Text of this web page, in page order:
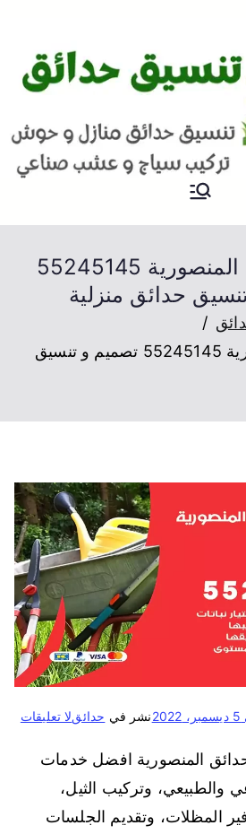
حدائق
تنسيق حدائق المنصورية 55245145
حدائق منزلية
تنسيق حدائق المنصورية 55245145 تصميم و تنسيق
5 ديسمبر، 2022 نشر في حدائقلا تعليقات
المنصورية افضل خدمات
والطبيعي، وتركيب الثيل،
المظلات، وتقديم الجلسات